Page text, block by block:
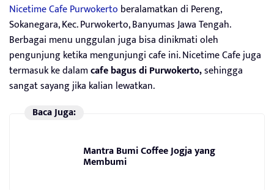
Nicetime Cafe Purwokerto beralamatkan di Pereng,
Sokanegara, Kec. Purwokerto, Banyumas Jawa Tengah.
Berbagai menu unggulan juga bisa dinikmati oleh
pengunjung ketika mengunjungi cafe ini. Nicetime Cafe juga
termasuk ke dalamcafe bagus di Purwokerto,sehingga
sangat sayang jika kalian lewatkan.
Baca Juga:
Mantra Bumi Coffee Jogja yang
Membumi